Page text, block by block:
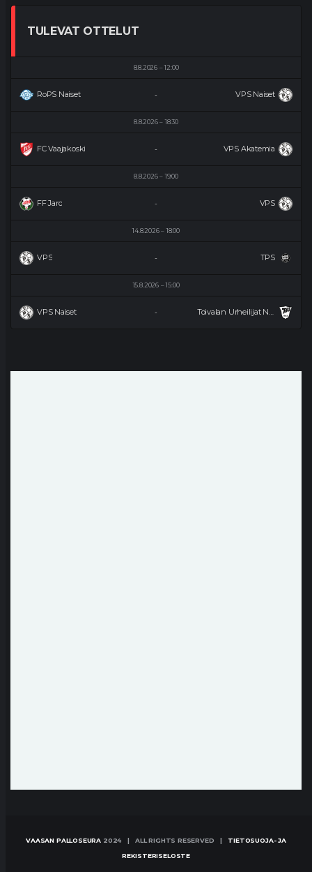
TULEVAT OTTELUT
8.8.2026 12:00
RoPS Naiset VPS Naiset
-
8.8.2026 18:30
FC Vaajakoski VPS Akatemia
-
8.8.2026 19:00
FF Jaro VPS
-
14.8.2026 18:00
VPS TPS
-
15.8.2026 15:00
VPS Naiset Toivalan Urheilijat Naiset
-
VAASAN PALLOSEURA 2024 | ALL RIGHTS RESERVED | TIETOSUOJA- JA
REKISTERISELOSTE